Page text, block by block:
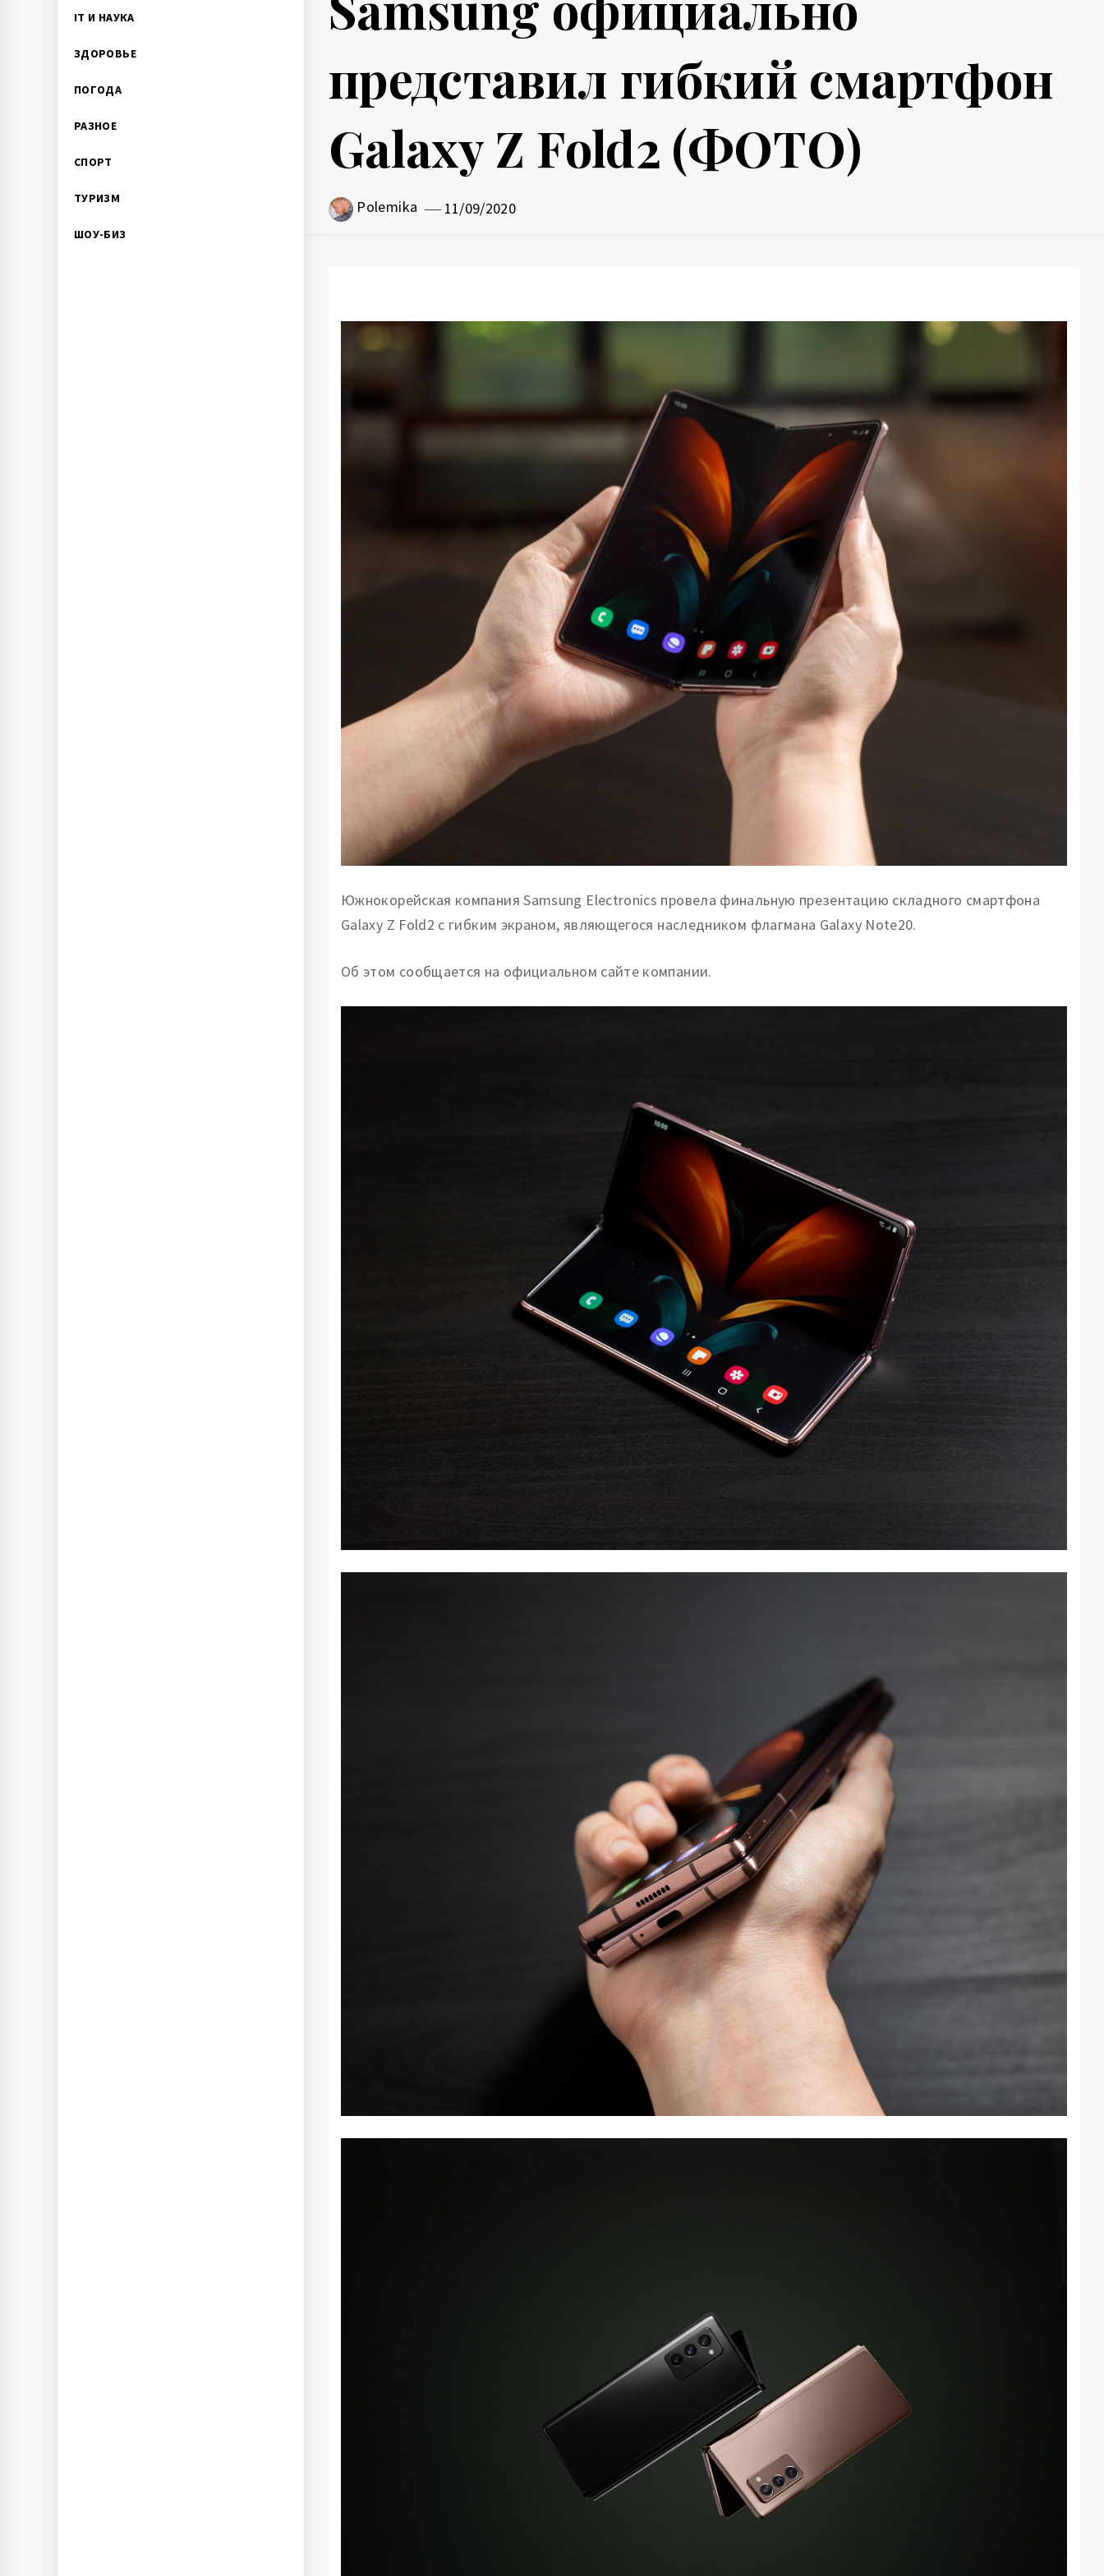
IT И НАУКА
ЗДОРОВЬЕ
ПОГОДА
РАЗНОЕ
СПОРТ
ТУРИЗМ
ШОУ-БИЗ
представил гибкий смартфон
Galaxy Z Fold2 (ФОТО)
Polemika 11/09/2020
Южнокорейская компания Samsung Electronics провела финальную презентацию складного смартфона
Galaxy Z Fold2 с гибким экраном, являющегося наследником флагмана Galaxy Note20.
Об этом сообщается на официальном сайте компании.